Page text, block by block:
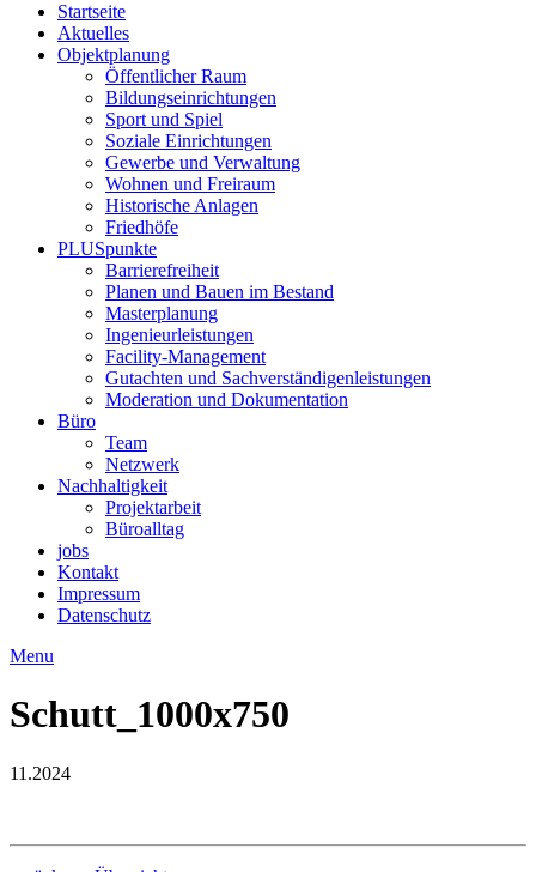
Startseite
Aktuelles
Objektplanung
Öffentlicher Raum
Bildungseinrichtungen
Sport und Spiel
Soziale Einrichtungen
Gewerbe und Verwaltung
Wohnen und Freiraum
Historische Anlagen
Friedhöfe
PLUSpunkte
Barrierefreiheit
Planen und Bauen im Bestand
Masterplanung
Ingenieurleistungen
Facility-Management
Gutachten und Sachverständigenleistungen
Moderation und Dokumentation
Büro
Team
Netzwerk
Nachhaltigkeit
Projektarbeit
Büroalltag
jobs
Kontakt
Impressum
Datenschutz
Menu
Schutt_1000x750
11.2024